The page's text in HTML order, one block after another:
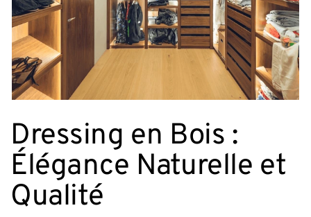
Dressing en Bois :
Élégance Naturelle et
Qualité